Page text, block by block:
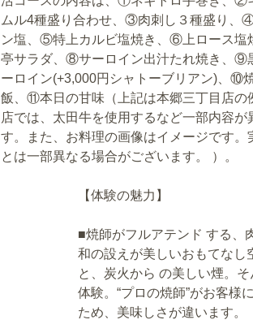
ムル4種盛り合わせ、③肉刺し３種盛り、
ン塩、⑤特上カルビ塩焼き、⑥上ロース塩
亭サラダ、⑧サーロイン出汁たれ焼き、⑨
ーロイン(+3,000円シャトーブリアン)、⑩
飯、⑪本日の甘味（上記は本郷三丁目店の
店では、太田牛を使用するなど一部内容が
す。また、お料理の画像はイメージです。
とは一部異なる場合がございます。 ）。
【体験の魅力】
■焼師がフルアテンド する、
和の設えが美しいおもてなし
と、炭火から の美しい煙。
体験。“プロの焼師”がお客様
ため、美味しさが違います。